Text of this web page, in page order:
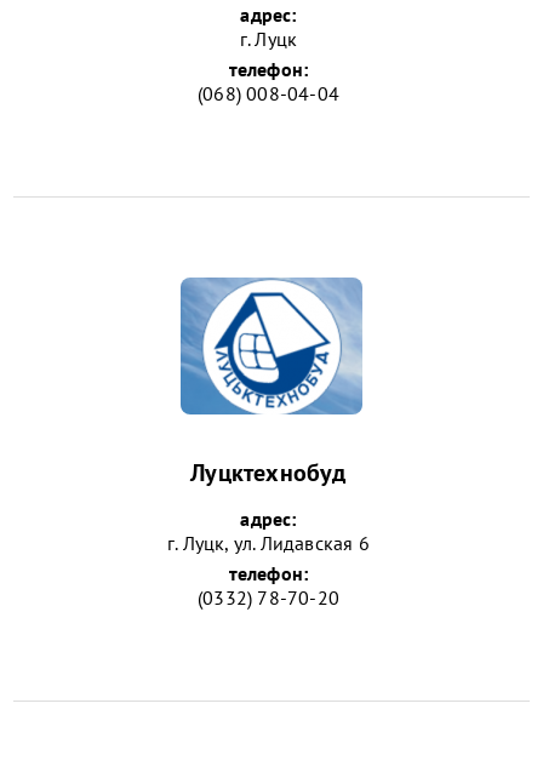
адрес:
г. Луцк
телефон:
(068) 008-04-04
Луцктехнобуд
адрес:
г. Луцк, ул. Лидавская 6
телефон:
(0332) 78-70-20